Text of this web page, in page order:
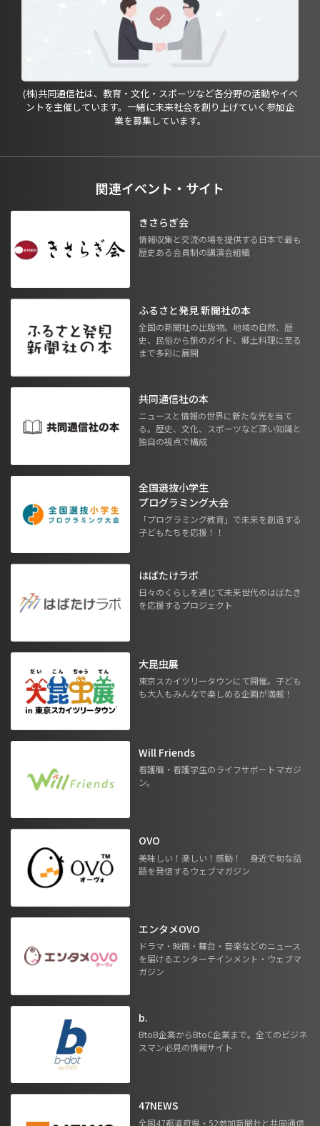
(株)共同通信社は、教育・文化・スポーツなど各分野の活動やイベ
ントを主催しています。一緒に未来社会を創り上げていく参加企
業を募集しています。
関連イベント・サイト
きさらぎ会
情報収集と交流の場を提供する日本で最も
歴史ある会員制の講演会組織
ふるさと発見 新聞社の本
全国の新聞社の出版物。地域の自然、歴
史、民俗から旅のガイド、郷土料理に至る
まで多彩に展開
共同通信社の本
ニュースと情報の世界に新たな光を当て
る。歴史、文化、スポーツなど深い知識と
独自の視点で構成
全国選抜小学生
プログラミング大会
「プログラミング教育」で未来を創造する
子どもたちを応援！！
はばたけラボ
日々のくらしを通じて未来世代のはばたき
を応援するプロジェクト
大昆虫展
東京スカイツリータウンにて開催。子ども
も大人もみんなで楽しめる企画が満載！
Will Friends
看護職・看護学生のライフサポートマガジ
ン。
OVO
美味しい！楽しい！感動！ 身近で旬な話
題を発信するウェブマガジン
エンタメOVO
ドラマ・映画・舞台・音楽などのニュース
を届けるエンターテインメント・ウェブマ
ガジン
b.
BtoB企業からBtoC企業まで。全てのビジネ
スマン必見の情報サイト
47NEWS
全国47都道府県・52参加新聞社と共同通信